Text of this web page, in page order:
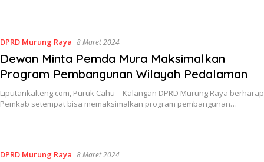
DPRD Murung Raya 8 Maret 2024
Dewan Minta Pemda Mura Maksimalkan
Program Pembangunan Wilayah Pedalaman
Liputankalteng.com, Puruk Cahu – Kalangan DPRD Murung Raya berharap
Pemkab setempat bisa memaksimalkan program pembangunan…
DPRD Murung Raya 8 Maret 2024